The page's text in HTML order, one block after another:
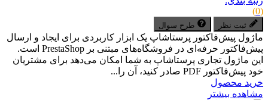
(0)
ثبت نظر طرح سوال
ماژول پیش‌فاکتور پرستاشاپ یک ابزار کاربردی برای ایجاد و ارسال
پیش‌فاکتور حرفه‌ای در فروشگاه‌های مبتنی بر PrestaShop است.
این ماژول تجاری پرستاشاپ به شما امکان می‌دهد برای مشتریان
خود پیش‌فاکتور PDF صادر کنید، آن را...
خرید محصول
مشاهده بیشتر